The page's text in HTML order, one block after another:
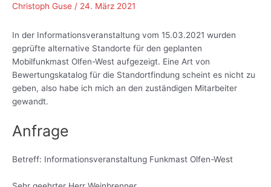
Christoph Guse / 24. März 2021
In der Informationsveranstaltung vom 15.03.2021 wurden
geprüfte alternative Standorte für den geplanten
Mobilfunkmast Olfen-West aufgezeigt. Eine Art von
Bewertungskatalog für die Standortfindung scheint es nicht zu
geben, also habe ich mich an den zuständigen Mitarbeiter
gewandt.
Anfrage
Betreff: Informationsveranstaltung Funkmast Olfen-West